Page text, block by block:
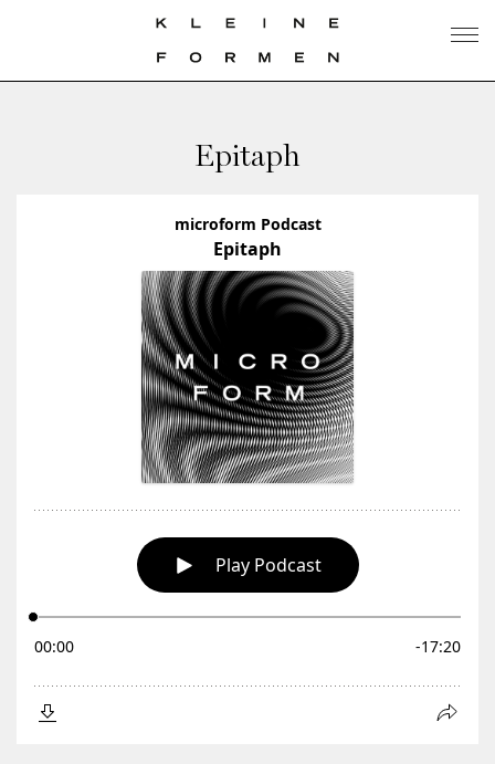
Epitaph